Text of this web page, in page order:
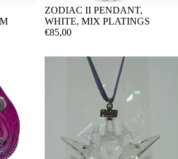
ZODIAC II PENDANT,
WHITE, MIX PLATINGS
€85,00